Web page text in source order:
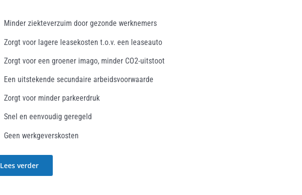
Minder ziekteverzuim door gezonde werknemers
Zorgt voor lagere leasekosten t.o.v. een leaseauto
Zorgt voor een groener imago, minder CO2-uitstoot
Een uitstekende secundaire arbeidsvoorwaarde
Zorgt voor minder parkeerdruk
Snel en eenvoudig geregeld
Geen werkgeverskosten
Lees verder